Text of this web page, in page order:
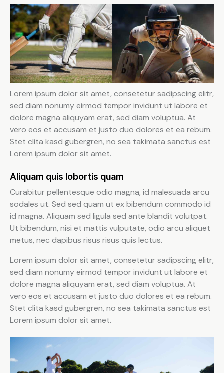
Lorem ipsum dolor sit amet, consetetur sadipscing elitr,
sed diam nonumy eirmod tempor invidunt ut labore et
dolore magna aliquyam erat, sed diam voluptua. At
vero eos et accusam et justo duo dolores et ea rebum.
Stet clita kasd gubergren, no sea takimata sanctus est
Lorem ipsum dolor sit amet.
Aliquam quis lobortis quam
Curabitur pellentesque odio magna, id malesuada arcu
sodales ut. Sed sed quam ut ex bibendum commodo id
id magna. Aliquam sed ligula sed ante blandit volutpat.
Ut bibendum, nisi et mattis vulputate, odio arcu aliquet
metus, nec dapibus risus risus quis lectus.
Lorem ipsum dolor sit amet, consetetur sadipscing elitr,
sed diam nonumy eirmod tempor invidunt ut labore et
dolore magna aliquyam erat, sed diam voluptua. At
vero eos et accusam et justo duo dolores et ea rebum.
Stet clita kasd gubergren, no sea takimata sanctus est
Lorem ipsum dolor sit amet.